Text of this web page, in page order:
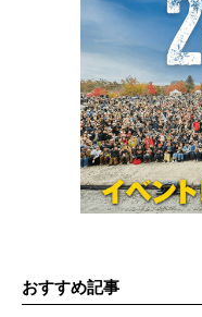
おすすめ記事